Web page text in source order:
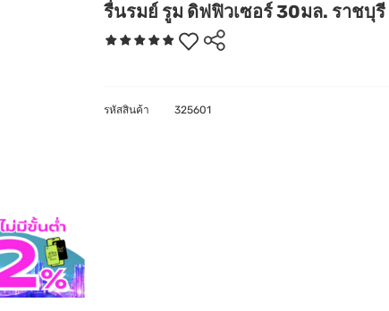
รื่นรมย์ รูม ดิฟฟิวเซอร์ 30มล. ราชบุรี
รหัสสินค้า 325601